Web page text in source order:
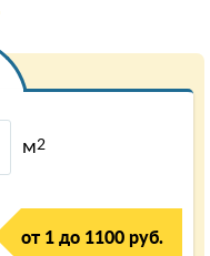
м2
от 1 до 1100 руб.